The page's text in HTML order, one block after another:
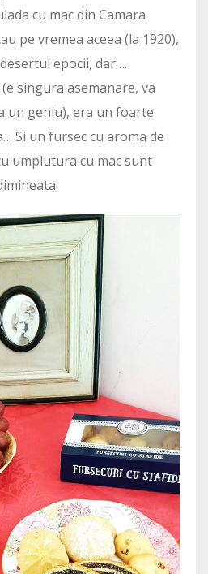
cu mac din Camara
pe vremea aceea (la 1920),
epocii, dar….
singura asemanare, va
un geniu), era un foarte
Si un fursec cu aroma de
umplutura cu mac sunt